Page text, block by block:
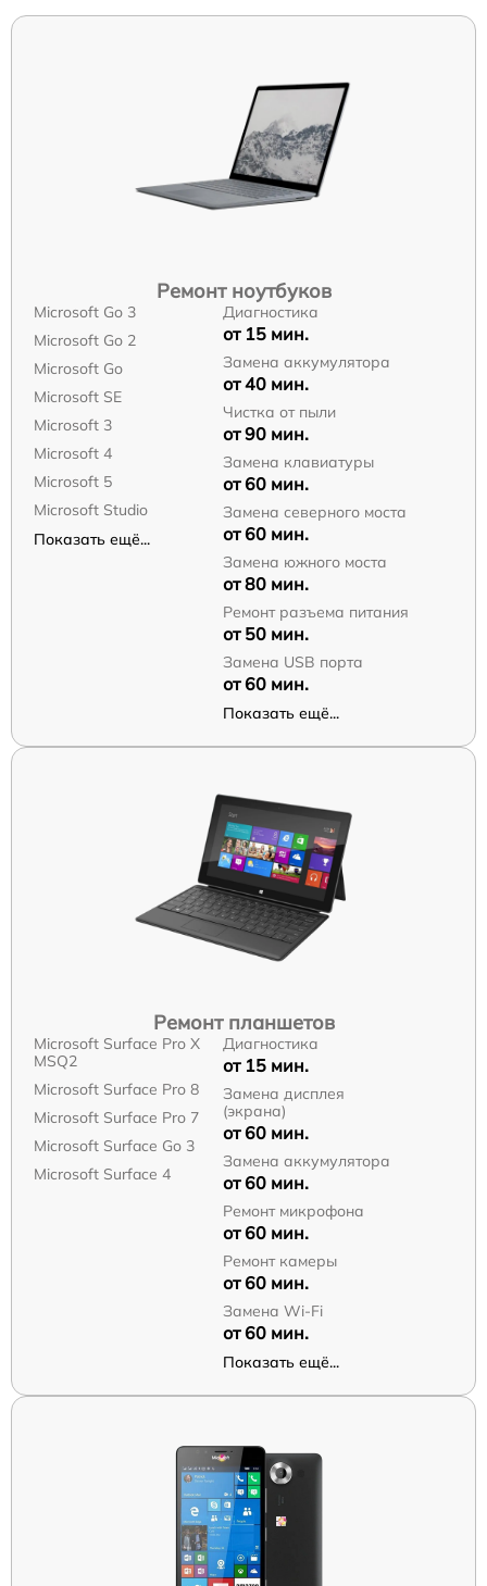
Ремонт ноутбуков
Microsoft Go 3
Microsoft Go 2
Microsoft Go
Microsoft SE
Microsoft 3
Microsoft 4
Microsoft 5
Microsoft Studio
Показать ещё...
Диагностика
от 15 мин.
Замена аккумулятора
от 40 мин.
Чистка от пыли
от 90 мин.
Замена клавиатуры
от 60 мин.
Замена северного моста
от 60 мин.
Замена южного моста
от 80 мин.
Ремонт разъема питания
от 50 мин.
Замена USB порта
от 60 мин.
Показать ещё...
Ремонт планшетов
Microsoft Surface Pro X
MSQ2
Microsoft Surface Pro 8
Microsoft Surface Pro 7
Microsoft Surface Go 3
Microsoft Surface 4
Диагностика
от 15 мин.
Замена дисплея
(экрана)
от 60 мин.
Замена аккумулятора
от 60 мин.
Ремонт микрофона
от 60 мин.
Ремонт камеры
от 60 мин.
Замена Wi-Fi
от 60 мин.
Показать ещё...